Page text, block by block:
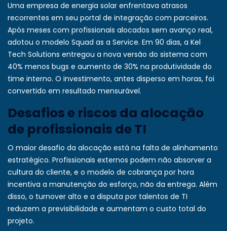
Uma empresa de energia solar enfrentava atrasos
recorrentes em seu portal de integração com parceiros.
Após meses com profissionais alocados sem avanço real,
adotou o modelo Squad as a Service. Em 90 dias, a Kel
Tech Solutions entregou a nova versão do sistema com
40% menos bugs e aumento de 30% na produtividade do
time interno. O investimento, antes disperso em horas, foi
convertido em resultado mensurável.
Desafios e riscos da alocação
de profissionais de TI
O maior desafio da alocação está na falta de alinhamento
estratégico. Profissionais externos podem não absorver a
cultura do cliente, e o modelo de cobrança por hora
incentiva a manutenção do esforço, não da entrega. Além
disso, o turnover alto e a disputa por talentos de TI
reduzem a previsibilidade e aumentam o custo total do
projeto.